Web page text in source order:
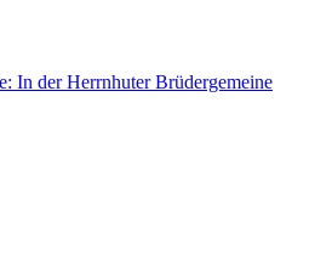
In der Herrnhuter Brüdergemeine